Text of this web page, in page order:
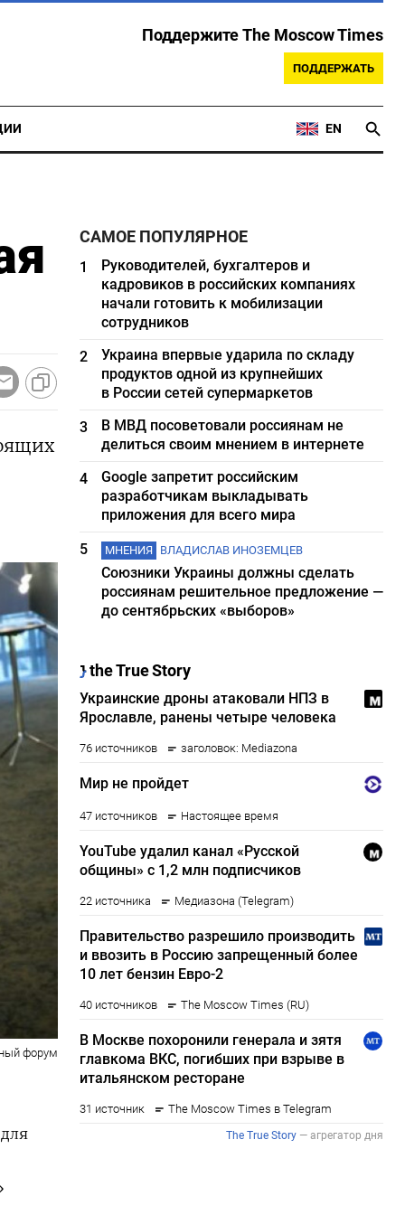
Поддержите The Moscow Times
ПОДДЕРЖАТЬ
EN
форум
САМОЕ ПОПУЛЯРНОЕ
1
Руководителей, бухгалтеров и
кадровиков в российских компаниях
начали готовить к мобилизации
сотрудников
2
Украина впервые ударила по складу
продуктов одной из крупнейших
в России сетей супермаркетов
3
В МВД посоветовали россиянам не
делиться своим мнением в интернете
4
Google запретит российским
разработчикам выкладывать
приложения для всего мира
5
МНЕНИЯ ВЛАДИСЛАВ ИНОЗЕМЦЕВ
Союзники Украины должны сделать
россиянам решительное предложение —
до сентябрьских «выборов»